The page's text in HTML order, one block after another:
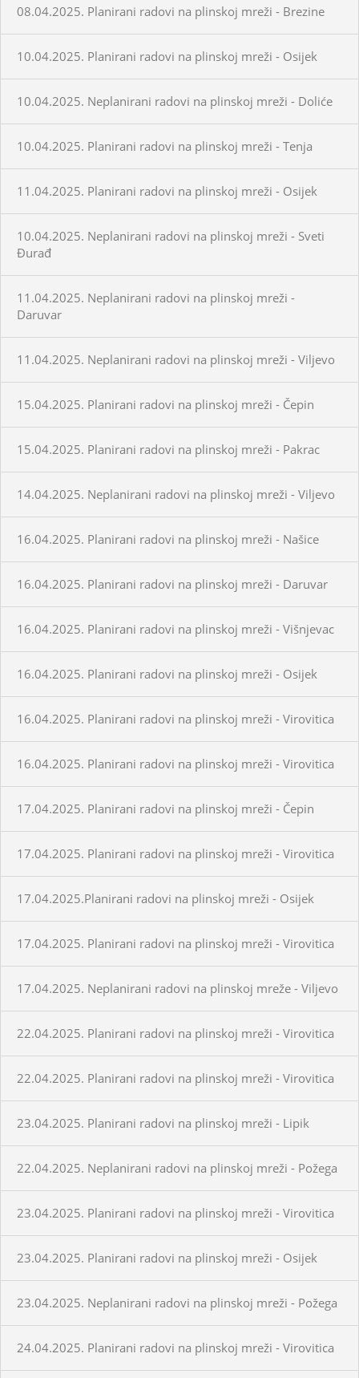
08.04.2025. Planirani radovi na plinskoj mreži - Brezine
10.04.2025. Planirani radovi na plinskoj mreži - Osijek
10.04.2025. Neplanirani radovi na plinskoj mreži - Doliće
10.04.2025. Planirani radovi na plinskoj mreži - Tenja
11.04.2025. Planirani radovi na plinskoj mreži - Osijek
10.04.2025. Neplanirani radovi na plinskoj mreži - Sveti
Đurađ
11.04.2025. Neplanirani radovi na plinskoj mreži -
Daruvar
11.04.2025. Neplanirani radovi na plinskoj mreži - Viljevo
15.04.2025. Planirani radovi na plinskoj mreži - Čepin
15.04.2025. Planirani radovi na plinskoj mreži - Pakrac
14.04.2025. Neplanirani radovi na plinskoj mreži - Viljevo
16.04.2025. Planirani radovi na plinskoj mreži - Našice
16.04.2025. Planirani radovi na plinskoj mreži - Daruvar
16.04.2025. Planirani radovi na plinskoj mreži - Višnjevac
16.04.2025. Planirani radovi na plinskoj mreži - Osijek
16.04.2025. Planirani radovi na plinskoj mreži - Virovitica
16.04.2025. Planirani radovi na plinskoj mreži - Virovitica
17.04.2025. Planirani radovi na plinskoj mreži - Čepin
17.04.2025. Planirani radovi na plinskoj mreži - Virovitica
17.04.2025.Planirani radovi na plinskoj mreži - Osijek
17.04.2025. Planirani radovi na plinskoj mreži - Virovitica
17.04.2025. Neplanirani radovi na plinskoj mreže - Viljevo
22.04.2025. Planirani radovi na plinskoj mreži - Virovitica
22.04.2025. Planirani radovi na plinskoj mreži - Virovitica
23.04.2025. Planirani radovi na plinskoj mreži - Lipik
22.04.2025. Neplanirani radovi na plinskoj mreži - Požega
23.04.2025. Planirani radovi na plinskoj mreži - Virovitica
23.04.2025. Planirani radovi na plinskoj mreži - Osijek
23.04.2025. Neplanirani radovi na plinskoj mreži - Požega
24.04.2025. Planirani radovi na plinskoj mreži - Virovitica